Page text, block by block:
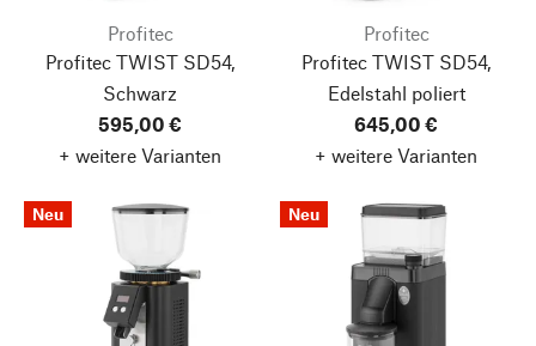
Profitec
Profitec TWIST SD54,
Schwarz
595,00 €
+ weitere Varianten
Profitec
Profitec TWIST SD54,
Edelstahl poliert
645,00 €
+ weitere Varianten
Neu Neu